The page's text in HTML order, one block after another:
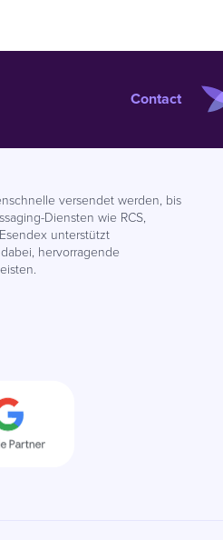
Contact
versendet werden, bis
Diensten wie RCS,
unterstützt
hervorragende